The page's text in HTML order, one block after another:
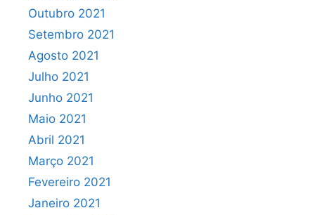
Outubro 2021
Setembro 2021
Agosto 2021
Julho 2021
Junho 2021
Maio 2021
Abril 2021
Março 2021
Fevereiro 2021
Janeiro 2021